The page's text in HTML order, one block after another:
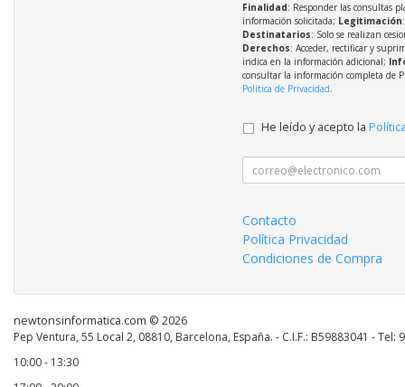
Finalidad: Responder las consultas
información solicitada; Legitimación
Destinatarios: Solo se realizan
Derechos: Acceder, rectificar y
indica en la información adicional;
consultar la información completa de
Política de Privacidad.
He leído y acepto la
Contacto
Política Privacidad
Condiciones de Compra
newtonsinformatica.com © 2026
Pep Ventura, 55 Local 2, 08810, Barcelona, España. - C.I.F.: B59883041 - Tel:
10:00 - 13:30